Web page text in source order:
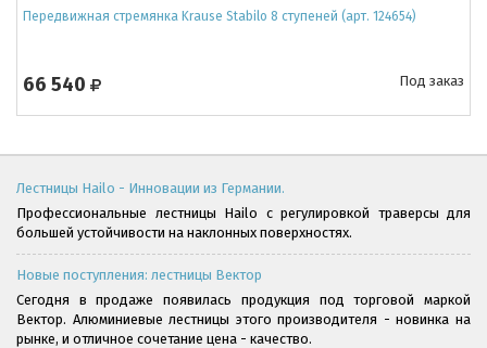
Передвижная стремянка Krause Stabilo 8 ступеней (арт. 124654)
66 540 Под заказ
Лестницы Hailo - Инновации из Германии.
Профессиональные лестницы Hailo с регулировкой траверсы для
большей устойчивости на наклонных поверхностях.
Новые поступления: лестницы Вектор
Сегодня в продаже появилась продукция под торговой маркой
Вектор. Алюминиевые лестницы этого производителя - новинка на
рынке, и отличное сочетание цена - качество.